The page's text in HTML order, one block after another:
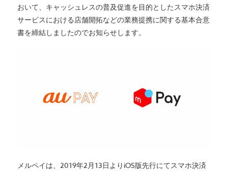
おいて、キャッシュレスの普及促進を目的としたスマホ決済
サービスにおける店舗開拓などの業務提携に関する基本合意
書を締結しましたのでお知らせします。
メルペイは、2019年2月13日よりiOS版先行にてスマホ決済